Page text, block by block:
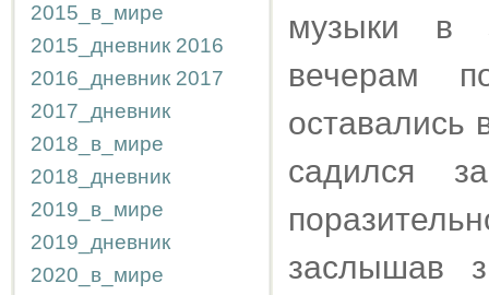
2015_в_мире
2015_дневник 2016
2016_дневник 2017
2017_дневник
2018_в_мире
2018_дневник
2019_в_мире
2019_дневник
2020_в_мире
музыки в
вечерам
оставались
садился
заслышав